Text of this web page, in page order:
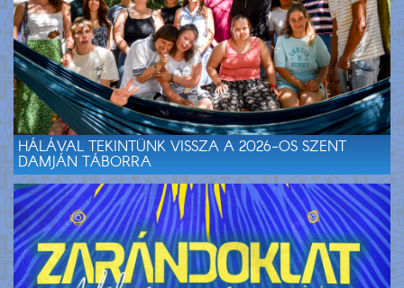
HÁLÁVAL TEKINTÜNK VISSZA A 2026-OS SZENT
DAMJÁN TÁBORRA